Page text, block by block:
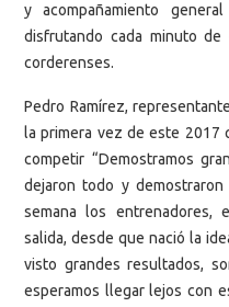
y acompañamiento
disfrutando cada minuto
corderenses.
Pedro Ramírez,
la primera vez de este 2017
competir “Demostramos
dejaron todo y
semana los entrenadores,
salida, desde que nació la
visto grandes resultados,
esperamos llegar lejos con